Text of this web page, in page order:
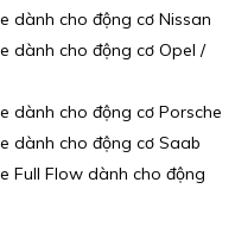
dành cho động cơ Nissan
dành cho động cơ Opel /
dành cho động cơ Porsche
dành cho động cơ Saab
Full Flow dành cho động